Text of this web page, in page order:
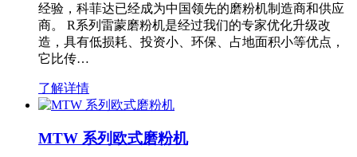
经验，科菲达已经成为中国领先的磨粉机制造商和供应
商。 R系列雷蒙磨粉机是经过我们的专家优化升级改
造，具有低损耗、投资小、环保、占地面积小等优点，
它比传…
了解详情
MTW 系列欧式磨粉机